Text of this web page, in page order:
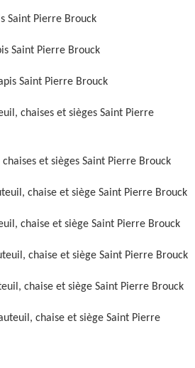
Réfection de fauteuil,
chaise et siège 59
Saint Pierre Brouck
Saint Pierre Brouck
Saint Pierre Brouck
chaises et sièges Saint Pierre
et sièges Saint Pierre Brouck
chaise et siège Saint Pierre Brouck
chaise et siège Saint Pierre Brouck
chaise et siège Saint Pierre Brouck
chaise et siège Saint Pierre Brouck
chaise et siège Saint Pierre